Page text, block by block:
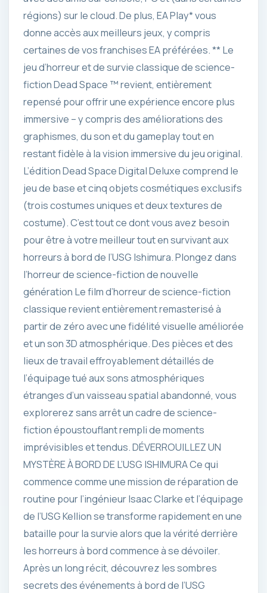
régions) sur le cloud. De plus, EA Play* vous
donne accès aux meilleurs jeux, y compris
certaines de vos franchises EA préférées. ** Le
jeu d’horreur et de survie classique de science-
fiction Dead Space ™ revient, entièrement
repensé pour offrir une expérience encore plus
immersive – y compris des améliorations des
graphismes, du son et du gameplay tout en
restant fidèle à la vision immersive du jeu original.
L’édition Dead Space Digital Deluxe comprend le
jeu de base et cinq objets cosmétiques exclusifs
(trois costumes uniques et deux textures de
costume). C’est tout ce dont vous avez besoin
pour être à votre meilleur tout en survivant aux
horreurs à bord de l’USG Ishimura. Plongez dans
l’horreur de science-fiction de nouvelle
génération Le film d’horreur de science-fiction
classique revient entièrement remasterisé à
partir de zéro avec une fidélité visuelle améliorée
et un son 3D atmosphérique. Des pièces et des
lieux de travail effroyablement détaillés de
l’équipage tué aux sons atmosphériques
étranges d’un vaisseau spatial abandonné, vous
explorerez sans arrêt un cadre de science-
fiction époustouflant rempli de moments
imprévisibles et tendus. DÉVERROUILLEZ UN
MYSTÈRE À BORD DE L’USG ISHIMURA Ce qui
commence comme une mission de réparation de
routine pour l’ingénieur Isaac Clarke et l’équipage
de l’USG Kellion se transforme rapidement en une
bataille pour la survie alors que la vérité derrière
les horreurs à bord commence à se dévoiler.
Après un long récit, découvrez les sombres
secrets des événements à bord de l’USG